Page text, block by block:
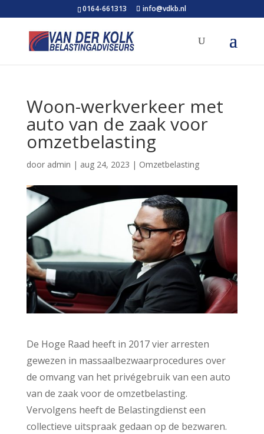
0164-661313 info@vdkb.nl
Woon-werkverkeer met
auto van de zaak voor
omzetbelasting
door admin | aug 24, 2023 | Omzetbelasting
De Hoge Raad heeft in 2017 vier arresten
gewezen in massaalbezwaarprocedures over
de omvang van het privégebruik van een auto
van de zaak voor de omzetbelasting.
Vervolgens heeft de Belastingdienst een
collectieve uitspraak gedaan op de bezwaren.